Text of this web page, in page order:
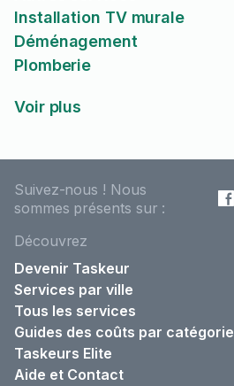
Installation TV murale
Déménagement
Plomberie
Voir plus
Suivez-nous ! Nous
sommes présents sur :
Découvrez
Devenir Taskeur
Services par ville
Tous les services
Guides des coûts par catégorie
Taskeurs Elite
Aide et Contact